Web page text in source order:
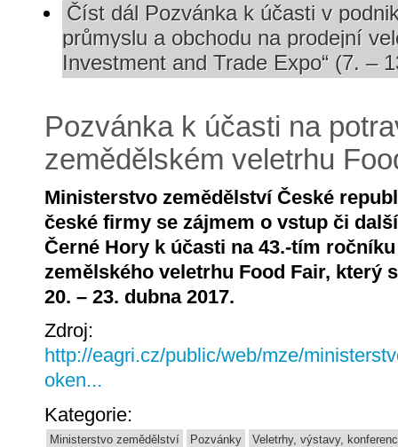
Číst dál Pozvánka k účasti v
průmyslu a obchodu na prodejní
Investment and Trade Expo“ (7. –
Pozvánka k účasti na
zemědělském veletrhu
Ministerstvo zemědělství České
české firmy se zájmem o vstup či
Černé Hory k účasti na 43.-tím
zemělského veletrhu Food Fair, který
20. – 23. dubna 2017.
Zdroj:
http://eagri.cz/public/web/mze/
oken...
Kategorie:
Ministerstvo zemědělství Pozvánky Veletrhy, výstavy,